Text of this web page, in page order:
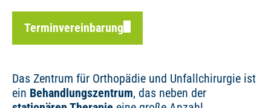
Terminvereinbarung
Das Zentrum für Orthopädie und Unfallchirurgie ist
ein Behandlungszentrum, das neben der